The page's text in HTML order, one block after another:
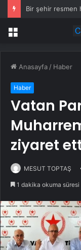
Bir şehir resmen
Menü
Anasayfa / Haber
Haber
Vatan
ziyaret
MESUT TOPTAŞ
1 dakika okuma süresi